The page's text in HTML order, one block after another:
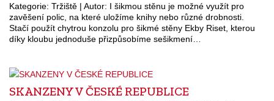
Kategorie: Tržiště | Autor: I šikmou stěnu je možné využít pro
zavěšení polic, na které uložíme knihy nebo různé drobnosti.
Stačí použít chytrou konzolu pro šikmé stěny Ekby Riset, kterou
díky kloubu jednoduše přizpůsobíme sešikmení…
SKANZENY V ČESKÉ REPUBLICE